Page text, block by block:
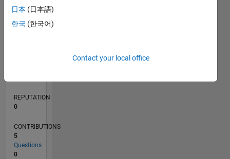
TIMELINE
REPUTATION
0
CONTRIBUTIONS
5
Questions
0
日本 (日本語)
한국 (한국어)
Contact your local office